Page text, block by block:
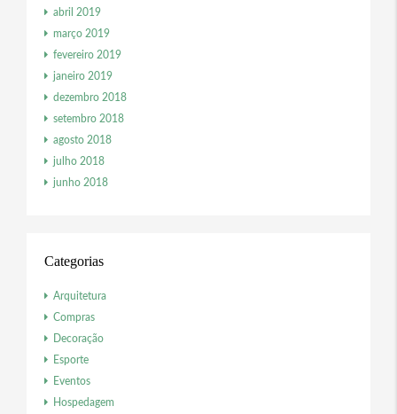
abril 2019
março 2019
fevereiro 2019
janeiro 2019
dezembro 2018
setembro 2018
agosto 2018
julho 2018
junho 2018
Categorias
Arquitetura
Compras
Decoração
Esporte
Eventos
Hospedagem